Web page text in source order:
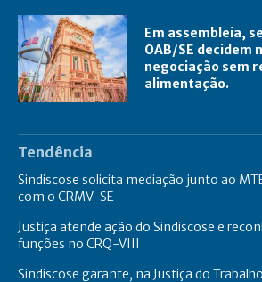
Em assembleia,
OAB/SE decidem
negociação sem
alimentação.
Tendência
Sindiscose solicita mediação junto ao
com o CRMV-SE
Justiça atende ação do Sindiscose e
funções no CRQ-VIII
Sindiscose garante, na Justiça do